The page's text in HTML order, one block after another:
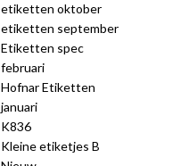
etiketten oktober
etiketten september
Etiketten spec
februari
Hofnar Etiketten
januari
K836
Kleine etiketjes B